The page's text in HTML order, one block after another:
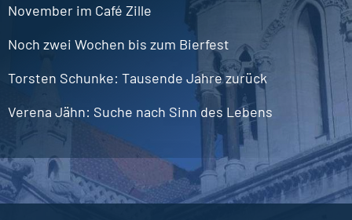
November im Café Zille
Noch zwei Wochen bis zum Bierfest
Torsten Schunke Tausende Jahre zurück
Verena Jähn Suche nach Sinn des Lebens